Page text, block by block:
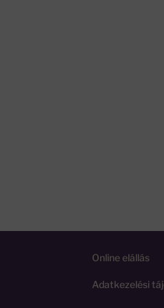
Online elállás
Adatkezelési